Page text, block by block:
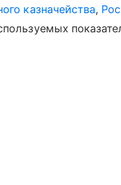
казначейства,